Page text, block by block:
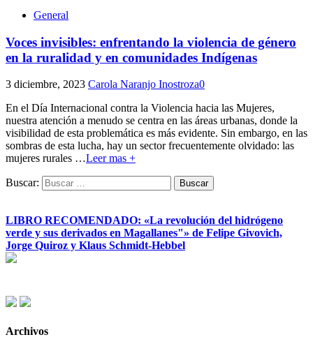
General
Voces invisibles: enfrentando la violencia de género
en la ruralidad y en comunidades Indígenas
3 diciembre, 2023 Carola Naranjo Inostroza0
En el Día Internacional contra la Violencia hacia las Mujeres,
nuestra atención a menudo se centra en las áreas urbanas, donde la
visibilidad de esta problemática es más evidente. Sin embargo, en las
sombras de esta lucha, hay un sector frecuentemente olvidado: las
mujeres rurales …Leer mas +
Buscar:
LIBRO RECOMENDADO: «La revolución del hidrógeno
verde y sus derivados en Magallanes"» de Felipe Givovich,
Jorge Quiroz y Klaus Schmidt-Hebbel
Archivos